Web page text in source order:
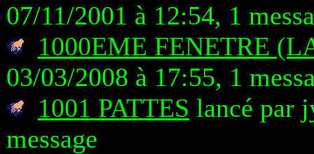
07/11/2001 à 12:54, 1
1000EME FENETRE
03/03/2008 à 17:55, 1
1001 PATTES lancé par
message